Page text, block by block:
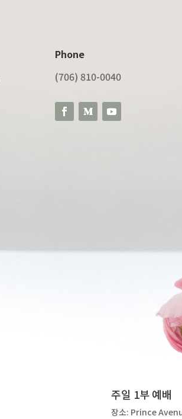
Phone
(706) 810-0040
주일 1부 예배
장소: Prince